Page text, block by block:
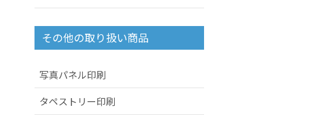
その他の取り扱い商品
写真パネル印刷
タペストリー印刷